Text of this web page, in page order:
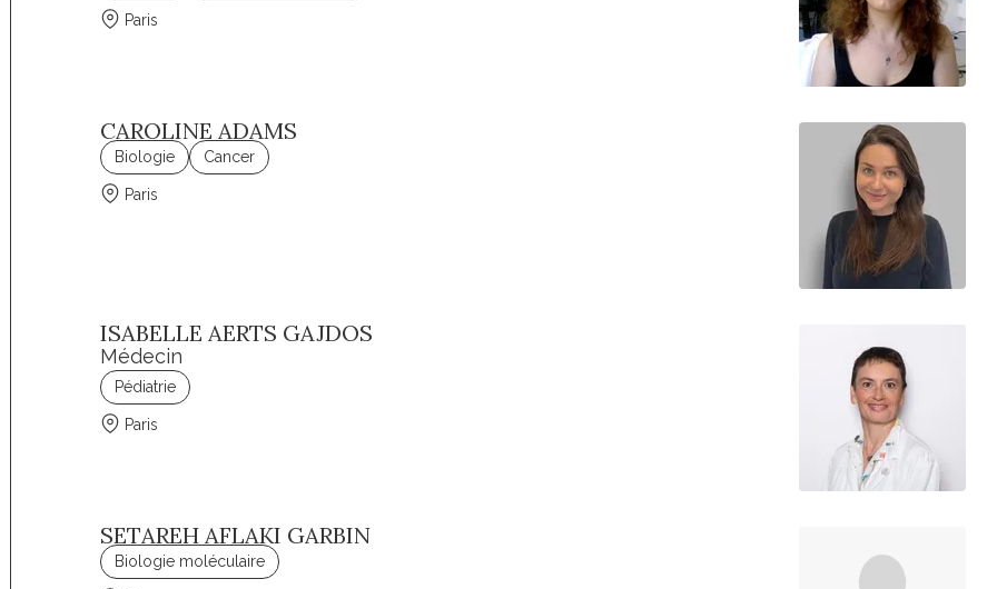
Paris
CAROLINE ADAMS
Biologie Cancer
Paris
ISABELLE AERTS GAJDOS
Médecin
Pédiatrie
Paris
SETAREH AFLAKI GARBIN
Biologie moléculaire